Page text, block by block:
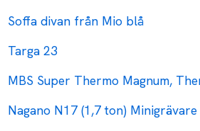
Soffa divan från Mio blå
Targa 23
MBS Super Thermo Magnum,
Nagano N17 (1,7 ton) Minigrävare